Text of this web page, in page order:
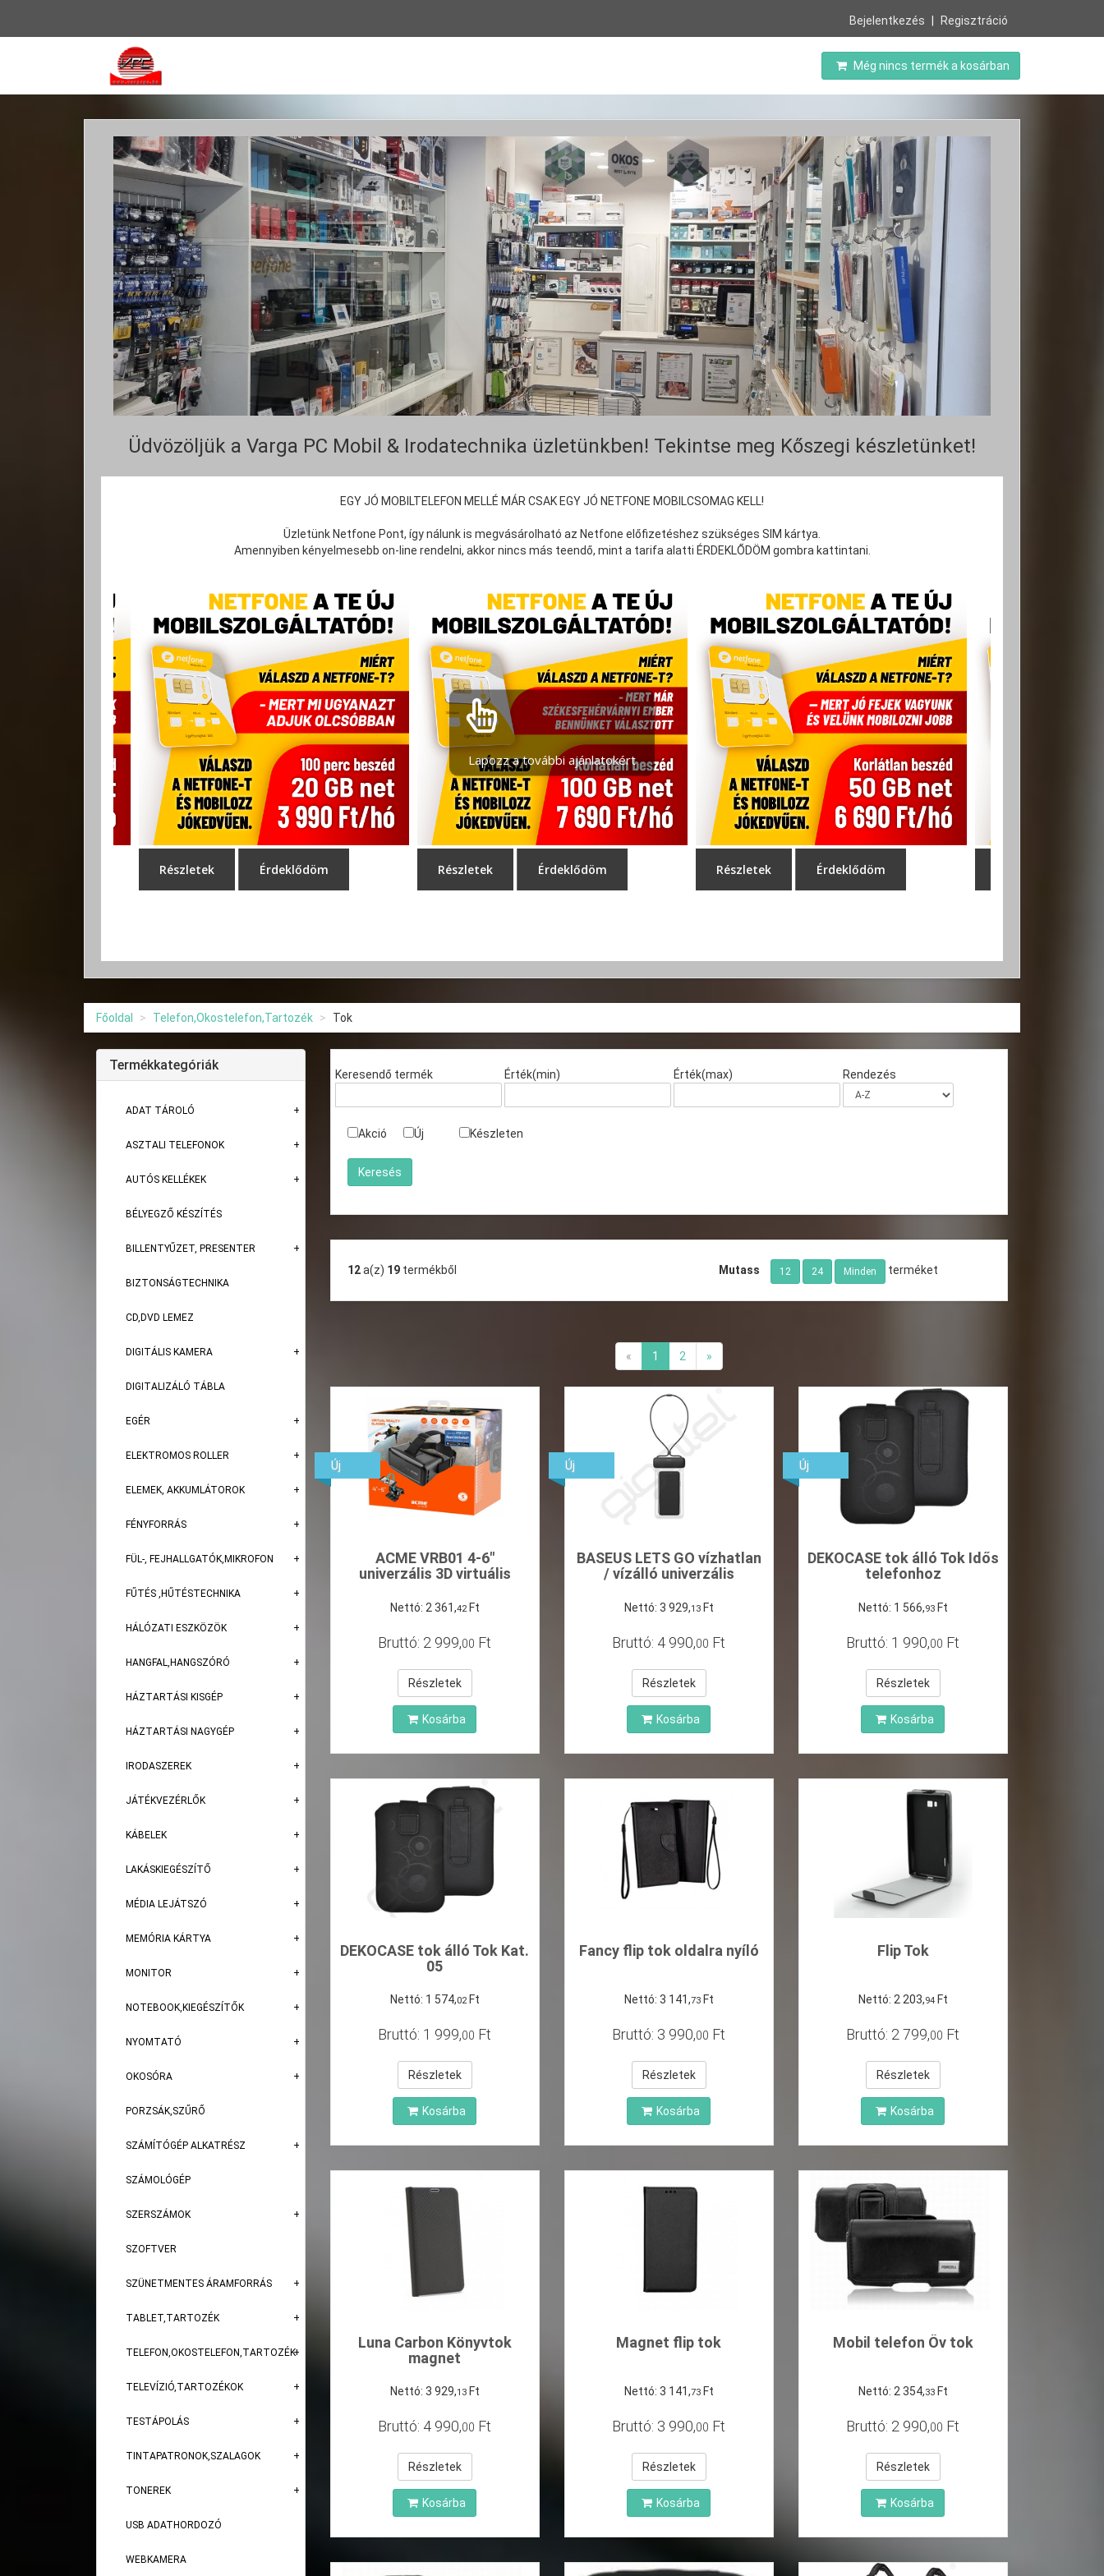
Bejelentkezés Regisztráció
Vissza
Még nincs termék a kosárban
Üdvözöljük a Varga PC Mobil & Irodatechnika üzletünkben! Tekintse meg Kőszegi készletünket!
EGY JÓ MOBILTELEFON MELLÉ MÁR CSAK EGY JÓ NETFONE MOBILCSOMAG KELL!
Üzletünk Netfone Pont, így nálunk is megvásárolható az Netfone előfizetéshez szükséges SIM kártya.
Amennyiben kényelmesebb on-line rendelni, akkor nincs más teendő, mint a tarifa alatti ÉRDEKLŐDÖM gombra kattintani.
Főoldal Telefon,Okostelefon,Tartozék Tok
Termékkategóriák
ADAT TÁROLÓ
ASZTALI TELEFONOK
AUTÓS KELLÉKEK
BÉLYEGZŐ KÉSZÍTÉS
BILLENTYŰZET, PRESENTER
BIZTONSÁGTECHNIKA
CD,DVD LEMEZ
DIGITÁLIS KAMERA
DIGITALIZÁLÓ TÁBLA
EGÉR
ELEKTROMOS ROLLER
ELEMEK, AKKUMLÁTOROK
FÉNYFORRÁS
FÜL-, FEJHALLGATÓK,MIKROFON
FŰTÉS ,HŰTÉSTECHNIKA
HÁLÓZATI ESZKÖZÖK
HANGFAL,HANGSZÓRÓ
HÁZTARTÁSI KISGÉP
HÁZTARTÁSI NAGYGÉP
IRODASZEREK
JÁTÉKVEZÉRLŐK
KÁBELEK
LAKÁSKIEGÉSZÍTŐ
MÉDIA LEJÁTSZÓ
MEMÓRIA KÁRTYA
MONITOR
NOTEBOOK,KIEGÉSZÍTŐK
NYOMTATÓ
OKOSÓRA
PORZSÁK,SZŰRŐ
SZÁMÍTÓGÉP ALKATRÉSZ
SZÁMOLÓGÉP
SZERSZÁMOK
SZOFTVER
SZÜNETMENTES ÁRAMFORRÁS
TABLET,TARTOZÉK
TELEFON,OKOSTELEFON,TARTOZÉK
TELEVÍZIÓ,TARTOZÉKOK
TESTÁPOLÁS
TINTAPATRONOK,SZALAGOK
TONEREK
USB ADATHORDOZÓ
WEBKAMERA
Keresendő termék Érték(min) Érték(max) Rendezés
Akció Új Készleten
12a(z) 19 termékből Mutass 12 24 Minden terméket
« 1 2 »
ACME VRB01 4-6"
univerzális 3D virtuális
Nettó: 2 361,42 Ft
Bruttó: 2 999,00 Ft
Részletek
Kosárba
Új
BASEUS LETS GO vízhatlan
/ vízálló univerzális
Nettó: 3 929,13 Ft
Bruttó: 4 990,00 Ft
Részletek
Kosárba
Új
DEKOCASE tok álló Tok Idős
telefonhoz
Nettó: 1 566,93 Ft
Bruttó: 1 990,00 Ft
Részletek
Kosárba
Új
DEKOCASE tok álló Tok Kat.
05
Nettó: 1 574,02 Ft
Bruttó: 1 999,00 Ft
Részletek
Kosárba
Fancy flip tok oldalra nyíló
Nettó: 3 141,73 Ft
Bruttó: 3 990,00 Ft
Részletek
Kosárba
Flip Tok
Nettó: 2203,94 Ft
Bruttó: 2 799,00 Ft
Részletek
Kosárba
Luna Carbon Könyvtok
magnet
Nettó: 3 929,13 Ft
Bruttó: 4 990,00 Ft
Részletek
Kosárba
Magnet flip tok
Nettó: 3 141,73 Ft
Bruttó: 3 990,00 Ft
Részletek
Kosárba
Mobil telefon Őv tok
Nettó: 2354,33 Ft
Bruttó: 2 990,00 Ft
Részletek
Kosárba